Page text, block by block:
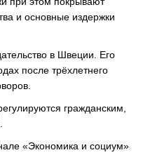
и основные издержки
в Швеции. Его
после трёхлетнего
гражданским,
«Экономика и социум»